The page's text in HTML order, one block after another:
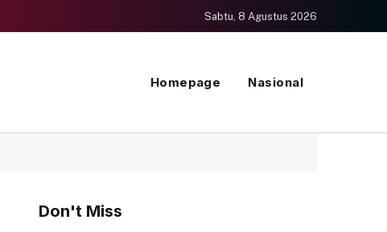
Sabtu, 8 Agustus 2026
Homepage Nasional
Don't Miss